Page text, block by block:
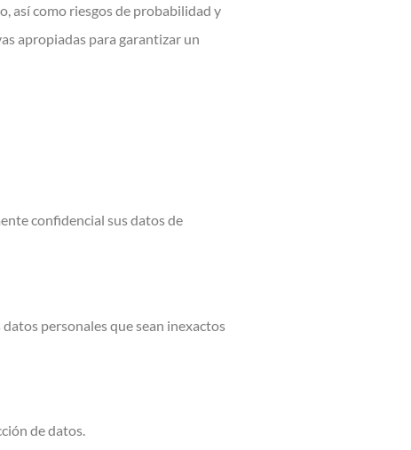
así como riesgos de probabilidad y
apropiadas para garantizar un
confidencial sus datos de
personales que sean inexactos
de datos.